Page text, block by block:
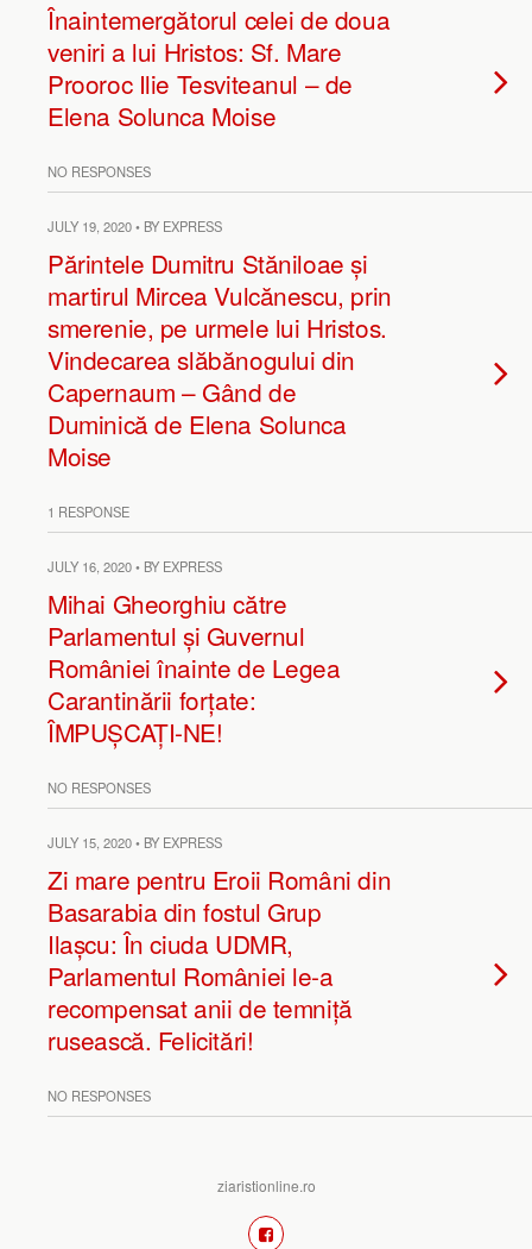
Înaintemergătorul celei de doua
veniri a lui Hristos: Sf. Mare
Prooroc Ilie Tesviteanul – de
Elena Solunca Moise
NO RESPONSES
JULY 19, 2020 • BY EXPRESS
Părintele Dumitru Stăniloae și
martirul Mircea Vulcănescu, prin
smerenie, pe urmele lui Hristos.
Vindecarea slăbănogului din
Capernaum – Gând de
Duminică de Elena Solunca
Moise
1 RESPONSE
JULY 16, 2020 • BY EXPRESS
Mihai Gheorghiu către
Parlamentul și Guvernul
României înainte de Legea
Carantinării forțate:
ÎMPUȘCAȚI-NE!
NO RESPONSES
JULY 15, 2020 • BY EXPRESS
Zi mare pentru Eroii Români din
Basarabia din fostul Grup
Ilașcu: În ciuda UDMR,
Parlamentul României le-a
recompensat anii de temniță
rusească. Felicitări!
NO RESPONSES
ziaristionline.ro